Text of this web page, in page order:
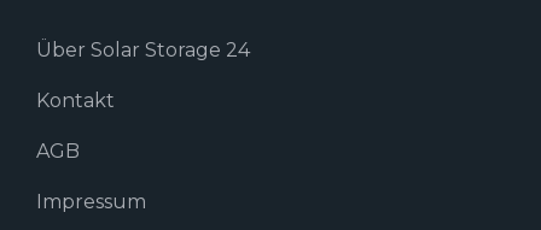
Über Solar Storage 24
Kontakt
AGB
Impressum